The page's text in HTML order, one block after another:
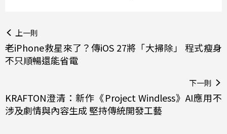
上一則
老iPhone救星來了？傳iOS 27將「大掃除」 程式瘦身
不只順暢還能省電
下一則
KRAFTON澄清：新作《Project Windless》AI應用不
涉及劇情與內容生成 堅持傳統開發工藝